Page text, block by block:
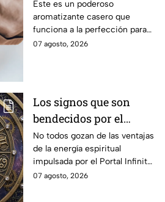
aceite de oliva, ramas
de canela y cáscaras de
naranja
Este es un poderoso
aromatizante casero que
funciona a la perfección para
tus espacios.
07 agosto, 2026
Los signos que son
bendecidos por el
universo con suerte
espiritual a partir de
hoy 7 de agosto: los
horóscopos de Mhoni
No todos gozan de las ventajas
de la energía espiritual
impulsada por el Portal Infinito.
Mira de qué se trata y cómo
07 agosto, 2026